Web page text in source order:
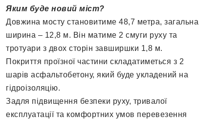
Яким буде новий міст?
Довжина мосту становитиме 48,7 метра, загальна
ширина – 12,8 м. Він матиме 2 смуги руху та
тротуари з двох сторін завширшки 1,8 м.
Покриття проїзної частини складатиметься з 2
шарів асфальтобетону, який буде укладений на
гідроізоляцію.
Задля підвищення безпеки руху, тривалої
експлуатації та комфортних умов перевезення